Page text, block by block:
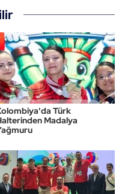
Türk
Madalya